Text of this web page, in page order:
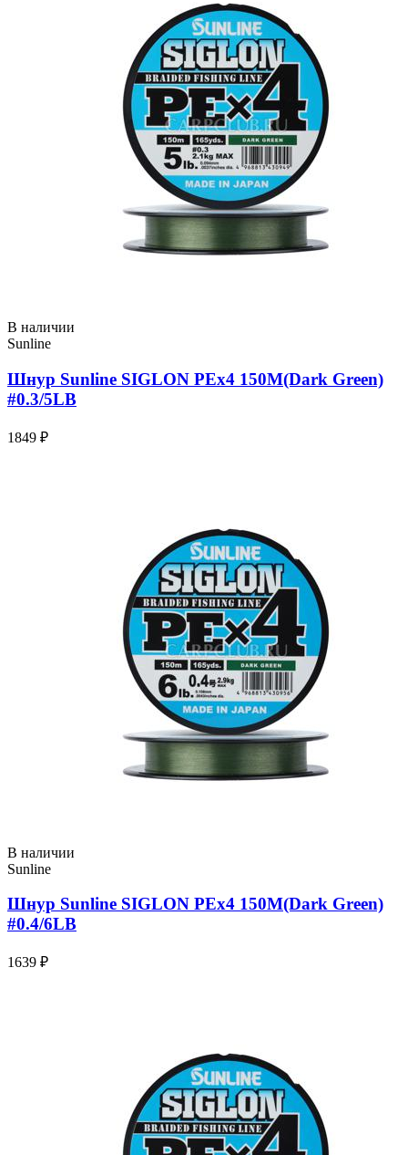
В наличии
Sunline
Шнур Sunline SIGLON PEx4 150M(Dark Green)
#0.3/5LB
1849 ₽
В наличии
Sunline
Шнур Sunline SIGLON PEx4 150M(Dark Green)
#0.4/6LB
1639 ₽